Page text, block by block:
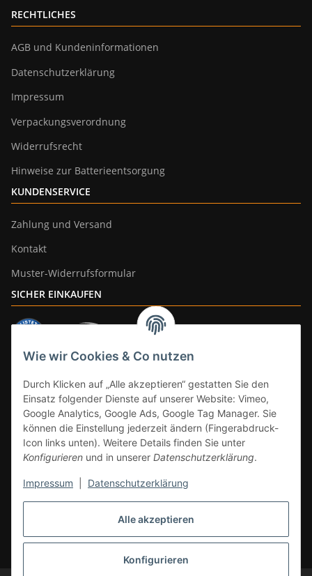
Alle akzeptieren
Konfigurieren
Wie wir Cookies & Co nutzen
Durch Klicken auf „Alle akzeptieren“ gestatten Sie den
Einsatz folgender Dienste auf unserer Website: Vimeo,
Google Analytics, Google Ads, Google Tag Manager. Sie
können die Einstellung jederzeit ändern (Fingerabdruck-
Icon links unten). Weitere Details finden Sie unter
Konfigurieren und in unserer Datenschutzerklärung.
Impressum Datenschutzerklärung
RECHTLICHES
AGB und Kundeninformationen
Datenschutzerklärung
Impressum
Verpackungsverordnung
Widerrufsrecht
Hinweise zur Batterieentsorgung
KUNDENSERVICE
Zahlung und Versand
Kontakt
Muster-Widerrufsformular
SICHER EINKAUFEN
* Alle Preise inkl. gesetzlicher Mwst., zzgl.Versand
DE, gilt nicht für Großgeräte per Spedition). Artikel mit 0% MwSt. (gem. §